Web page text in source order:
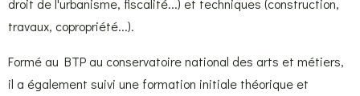
droit de l'urbanisme, fiscalité...) et techniques (construction,
travaux, copropriété...).
Formé au BTP au conservatoire national des arts et métiers,
il a également suivi une formation initiale théorique et